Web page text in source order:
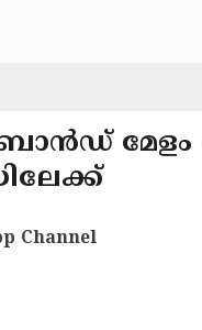
ബാന്‍ഡ്
Channel